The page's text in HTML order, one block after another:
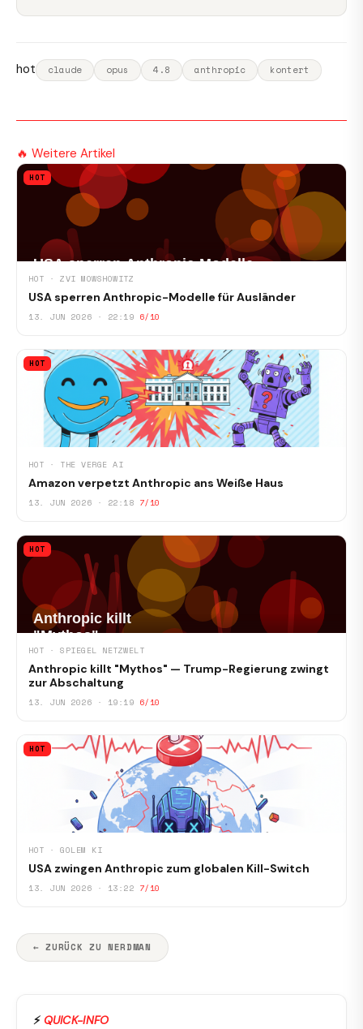
hot claude opus 4.8 anthropic kontert
🔥 Weitere Artikel
HOT
HOT · ZVI MOWSHOWITZ
USA sperren Anthropic-Modelle für Ausländer
13. JUN 2026 · 22:19 6/10
HOT
HOT · THE VERGE AI
Amazon verpetzt Anthropic ans Weiße Haus
13. JUN 2026 · 22:18 7/10
HOT
HOT · SPIEGEL NETZWELT
Anthropic killt "Mythos" — Trump-Regierung zwingt
zur Abschaltung
13. JUN 2026 · 19:19 6/10
HOT
HOT · GOLEM KI
USA zwingen Anthropic zum globalen Kill-Switch
13. JUN 2026 · 13:22 7/10
← ZURÜCK ZU NERDMAN
⚡ QUICK-INFO